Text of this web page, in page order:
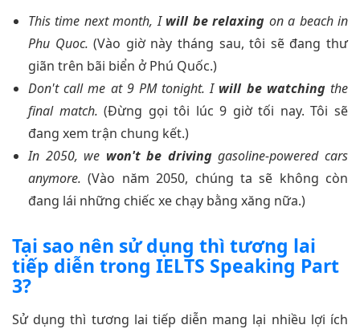
This time next month, I will be relaxing on a beach in
Phu Quoc. (Vào giờ này tháng sau, tôi sẽ đang thư
giãn trên bãi biển ở Phú Quốc.)
Don't call me at 9 PM tonight. I will be watchingthe
final match. (Đừng gọi tôi lúc 9 giờ tối nay. Tôi sẽ
đang xem trận chung kết.)
In 2050, we won't be drivinggasoline-powered cars
anymore. (Vào năm 2050, chúng ta sẽ không còn
đang lái những chiếc xe chạy bằng xăng nữa.)
Tại sao nên sử dụng thì tương lai
tiếp diễn trong IELTS Speaking Part
3?
Sử dụng thì tương lai tiếp diễn mang lại nhiều lợi ích